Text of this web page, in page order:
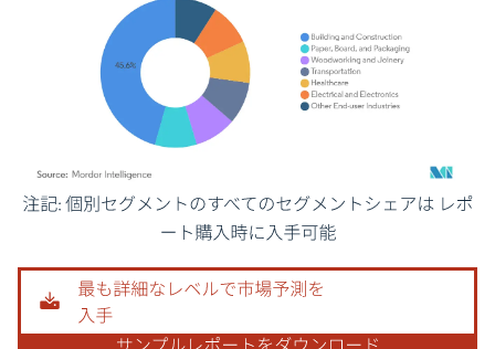
画像 © Mordor Intelligence。再利用にはCC BY 4.0の表示が必要です。